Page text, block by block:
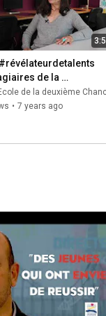
de la
présentent le
de la deuxième Chance de Seine-et-
• 7 years ago